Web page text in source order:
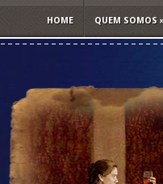
HOME QUEM SOMOS